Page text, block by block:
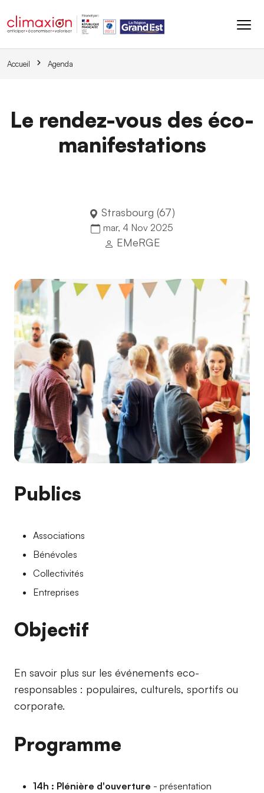
Accueil Agenda
Le rendez-vous des éco-
manifestations
Strasbourg (67)
mar, 4 Nov 2025
EMeRGE
Publics
Associations
Bénévoles
Collectivités
Entreprises
Objectif
En savoir plus sur les événements eco-
responsables : populaires, culturels, sportifs ou
corporate.
Programme
14h : Plénière d'ouverture - présentation